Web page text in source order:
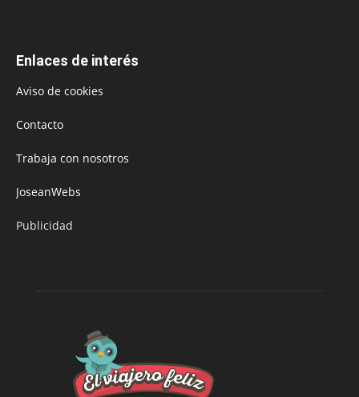
Enlaces de interés
Aviso de cookies
Contacto
Trabaja con nosotros
JoseanWebs
Publicidad